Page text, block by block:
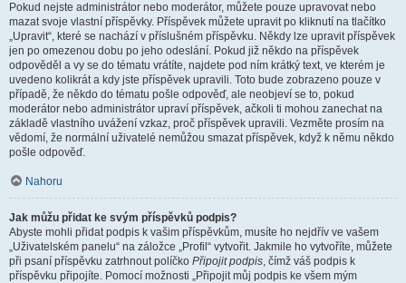
Pokud nejste administrátor nebo moderátor, můžete pouze upravovat nebo
mazat svoje vlastní příspěvky. Příspěvek můžete upravit po kliknutí na tlačítko
„Upravit“, které se nachází v příslušném příspěvku. Někdy lze upravit příspěvek
jen po omezenou dobu po jeho odeslání. Pokud již někdo na příspěvek
odpověděl a vy se do tématu vrátíte, najdete pod ním krátký text, ve kterém je
uvedeno kolikrát a kdy jste příspěvek upravili. Toto bude zobrazeno pouze v
případě, že někdo do tématu pošle odpověď, ale neobjeví se to, pokud
moderátor nebo administrátor upraví příspěvek, ačkoli ti mohou zanechat na
základě vlastního uvážení vzkaz, proč příspěvek upravili. Vezměte prosím na
vědomí, že normální uživatelé nemůžou smazat příspěvek, když k němu někdo
pošle odpověď.
Nahoru
Jak můžu přidat ke svým příspěvků podpis?
Abyste mohli přidat podpis k vašim příspěvkům, musíte ho nejdřív ve vašem
„Uživatelském panelu“ na záložce „Profil“ vytvořit. Jakmile ho vytvoříte, můžete
při psaní příspěvku zatrhnout políčko Připojit podpis, čímž váš podpis k
příspěvku připojíte. Pomocí možnosti „Připojit můj podpis ke všem mým